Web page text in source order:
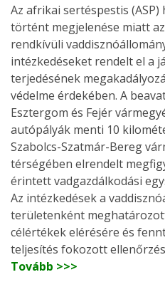
Az afrikai sertéspestis
történt megjelenése miatt
rendkívüli
intézkedéseket rendelt el a
terjedésének
védelme érdekében. A
Esztergom és Fejér
autópályák menti 10
Szabolcs-Szatmár-Bereg
térségében elrendelt
érintett vadgazdálkodási
Az intézkedések a
területenként
célértékek elérésére és
teljesítés fokozott
Tovább >>>